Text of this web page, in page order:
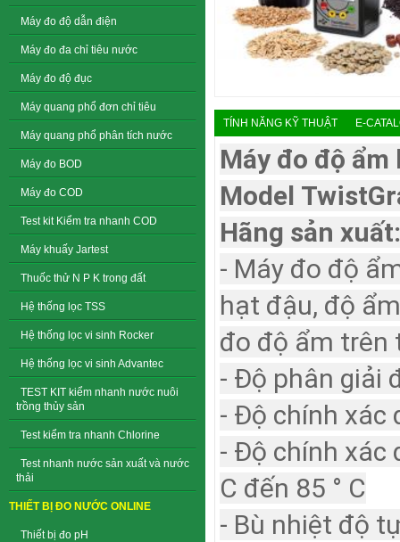
Máy đo độ dẫn điện
Máy đo đa chỉ tiêu nước
Máy đo độ đục
Máy quang phổ đơn chỉ tiêu
Máy quang phổ phân tích nước
Máy đo BOD
Máy đo COD
Test kit Kiểm tra nhanh COD
Máy khuấy Jartest
Thuốc thử N P K trong đất
Hệ thống lọc TSS
Hệ thống lọc vi sinh Rocker
Hệ thống lọc vi sinh Advantec
TEST KIT kiểm nhanh nước nuôi
trồng thủy sản
Test kiểm tra nhanh Chlorine
Test nhanh nước sản xuất và nước
thải
THIẾT BỊ ĐO NƯỚC ONLINE
Thiết bị đo pH
TÍNH NĂNG KỸ THUẬT E-
Máy đo độ
Model
Hãng sản
- Máy đo độ
hạt đậu, độ
đo độ ẩm trên
- Độ phân giải
- Độ chính xác
- Độ chính xác
C đến 85 ° C
- Bù nhiệt độ